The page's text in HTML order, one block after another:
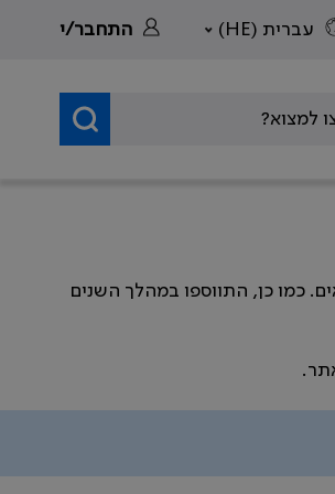
עברית (HE) התחבר/י
כמו כן, התווספו במהלך השנים